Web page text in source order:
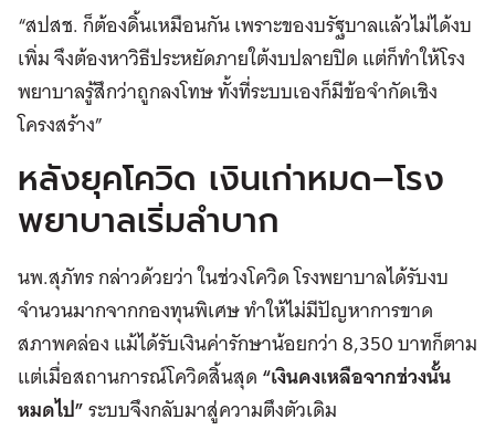
“สปสช. ก็ต้องดิ้นเหมือนกัน เพราะของบรัฐบาลแล้วไม่ได้งบ
เพิ่ม จึงต้องหาวิธีประหยัดภายใต้งบปลายปิด แต่ก็ทำให้โรง
พยาบาลรู้สึกว่าถูกลงโทษ ทั้งที่ระบบเองก็มีข้อจำกัดเชิง
โครงสร้าง”
หลังยุคโควิด เงินเก่าหมด–โรง
พยาบาลเริ่มลำบาก
นพ.สุภัทร กล่าวด้วยว่า ในช่วงโควิด โรงพยาบาลได้รับงบ
จำนวนมากจากกองทุนพิเศษ ทำให้ไม่มีปัญหาการขาด
สภาพคล่อง แม้ได้รับเงินค่ารักษาน้อยกว่า 8,350 บาทก็ตาม
แต่เมื่อสถานการณ์โควิดสิ้นสุด“เงินคงเหลือจากช่วงนั้น
หมดไป”ระบบจึงกลับมาสู่ความตึงตัวเดิม